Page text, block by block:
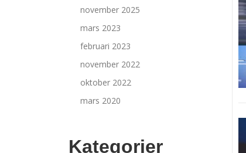
november 2025
mars 2023
februari 2023
november 2022
oktober 2022
mars 2020
Kategorier